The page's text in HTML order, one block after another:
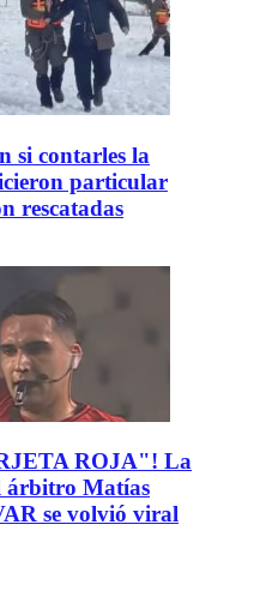
si contarles la
particular
rescatadas
ROJA"! La
árbitro Matías
se volvió viral